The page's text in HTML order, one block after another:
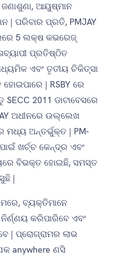
ଆୟୁଷ୍ମାନ
| ପରିବାର ପ୍ରତି, PMJAY
5 ଲକ୍ଷ କଭରେଜ୍
ପ୍ରତିଷ୍ଠିତ
ଏବଂ ତୃତୀୟ ଚିକିତ୍ସା
| RSBY ରେ
2011 ଡାଟାବେସରେ
ଅଧୀନରେ ଉଲ୍ଲେଖ
ମଧ୍ୟ ଅନ୍ତର୍ଭୁକ୍ତ | PM-
ଖର୍ଚ୍ଚ କେନ୍ଦ୍ର ଏବଂ
ବିଭକ୍ତ ହୋଇଛି, ସମସ୍ତ
|
ବ୍ୟକ୍ତିମାନେ
କରିପାରିବେ ଏବଂ
| ପ୍ରୋଗ୍ରାମର ଲାଭ
anywhere ଣସି